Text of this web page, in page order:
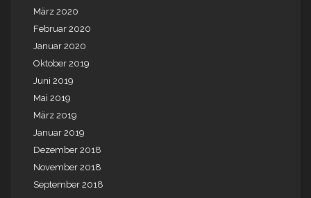
März 2020
Februar 2020
Januar 2020
Oktober 2019
Juni 2019
Mai 2019
März 2019
Januar 2019
Dezember 2018
November 2018
September 2018